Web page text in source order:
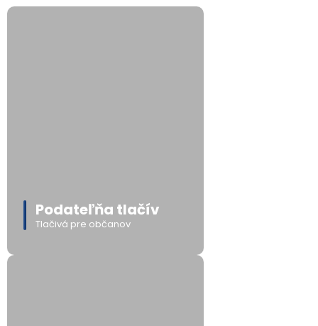
Podateľňa tlačív
Tlačivá pre občanov